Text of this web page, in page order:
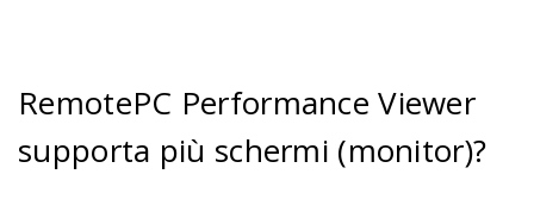
RemotePC Performance Viewer
supporta più schermi (monitor)?